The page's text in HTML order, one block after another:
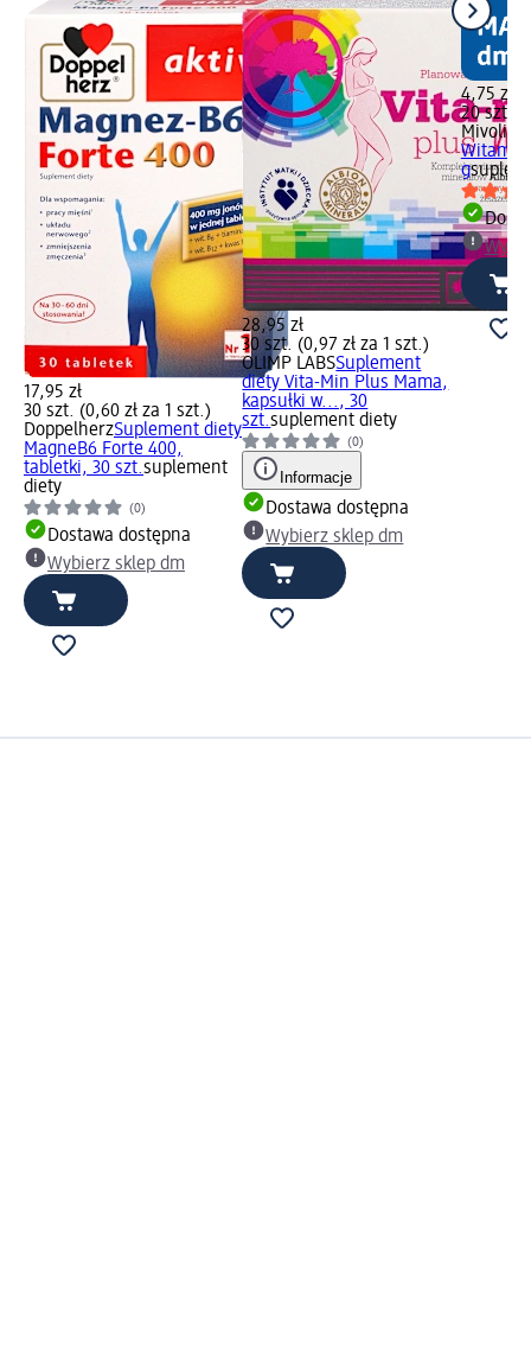
17,95 zł
30 szt. (0,60 zł za 1 szt.)
DoppelherzSuplement diety
MagneB6 Forte 400,
tabletki, 30 szt.suplement
diety
(0)
Dostawa dostępna
Wybierz sklep dm
28,95 zł
30 szt. (0,97 zł za 1 szt.)
OLIMP LABSSuplement
diety Vita-Min Plus Mama,
kapsułki w..., 30
szt.suplement diety
(0)
Informacje
Dostawa dostępna
Wybierz sklep dm
4,75 zł
20 szt.
Mivolis
g